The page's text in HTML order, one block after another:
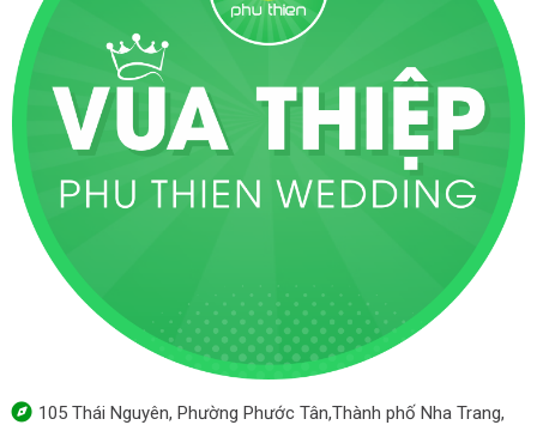
105 Thái Nguyên, Phường Phước Tân,Thành phố Nha Trang,